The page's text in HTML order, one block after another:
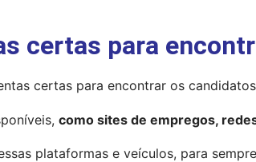
certas para
certas para encontrar os
como sites de empregos,
plataformas e veículos, para sempre